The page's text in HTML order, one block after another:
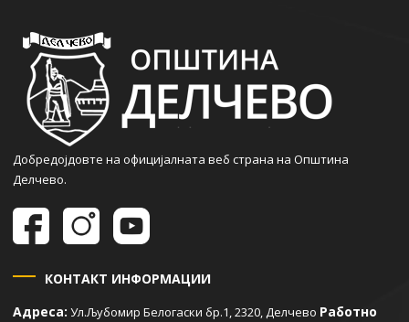
Добредојдовте на официјалната веб страна на Општина
Делчево.
КОНТАКТ ИНФОРМАЦИИ
Адреса: Ул.Љубомир Белогаски бр.1, 2320, Делчево Работно